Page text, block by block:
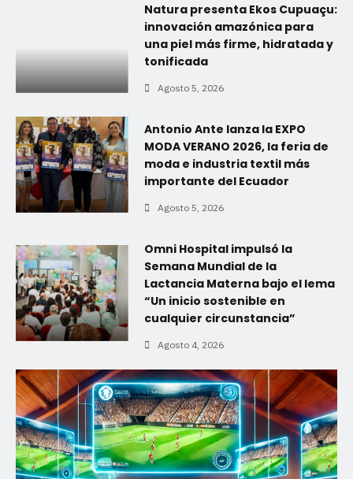
Natura presenta Ekos Cupuaçu:
innovación amazónica para
una piel más firme, hidratada y
tonificada
Agosto 5, 2026
Antonio Ante lanza la EXPO
MODA VERANO 2026, la feria de
moda e industria textil más
importante del Ecuador
Agosto 5, 2026
Omni Hospital impulsó la
Semana Mundial de la
Lactancia Materna bajo el lema
“Un inicio sostenible en
cualquier circunstancia”
Agosto 4, 2026